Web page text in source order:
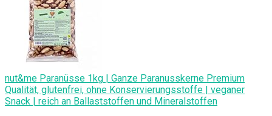
nut&me Paranüsse 1kg | Ganze Paranusskerne Premium
Qualität, glutenfrei, ohne Konservierungsstoffe | veganer
Snack | reich an Ballaststoffen und Mineralstoffen